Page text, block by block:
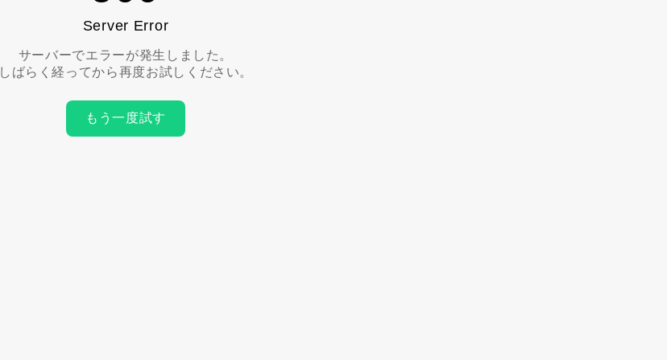
Server Error
サーバーでエラーが発生しました。
しばらく経ってから再度お試しください。
もう一度試す